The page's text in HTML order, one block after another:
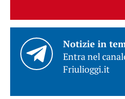
Notizie in
Entra nel
Friulioggi.it